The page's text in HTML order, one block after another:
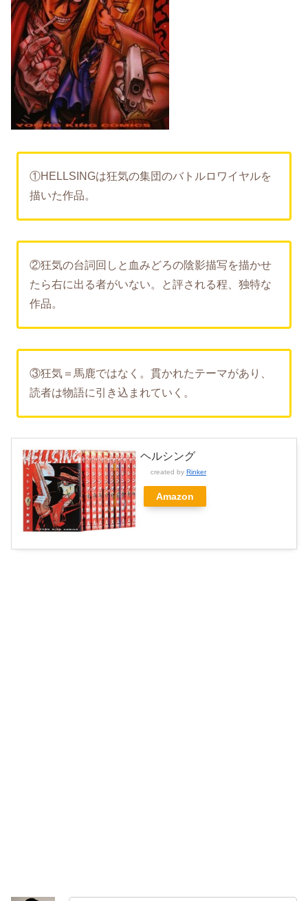
①HELLSINGは狂気の集団のバトルロワイヤルを
描いた作品。
②狂気の台詞回しと血みどろの陰影描写を描かせ
たら右に出る者がいない。と評される程、独特な
作品。
③狂気＝馬鹿ではなく。貫かれたテーマがあり、
読者は物語に引き込まれていく。
ヘルシング
created by Rinker
Amazon